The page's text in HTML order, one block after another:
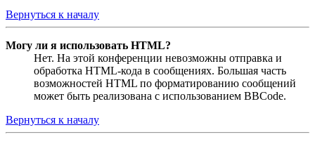
Вернуться к началу
Могу ли я использовать HTML?
Нет. На этой конференции невозможны отправка и
обработка HTML-кода в сообщениях. Большая часть
возможностей HTML по форматированию сообщений
может быть реализована с использованием BBCode.
Вернуться к началу